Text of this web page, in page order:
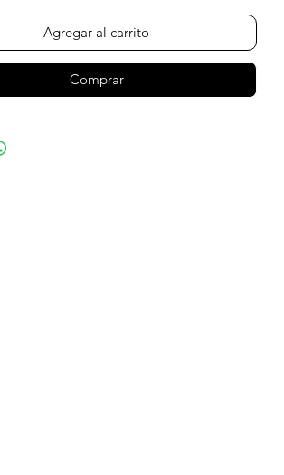
Agregar al carrito
Comprar